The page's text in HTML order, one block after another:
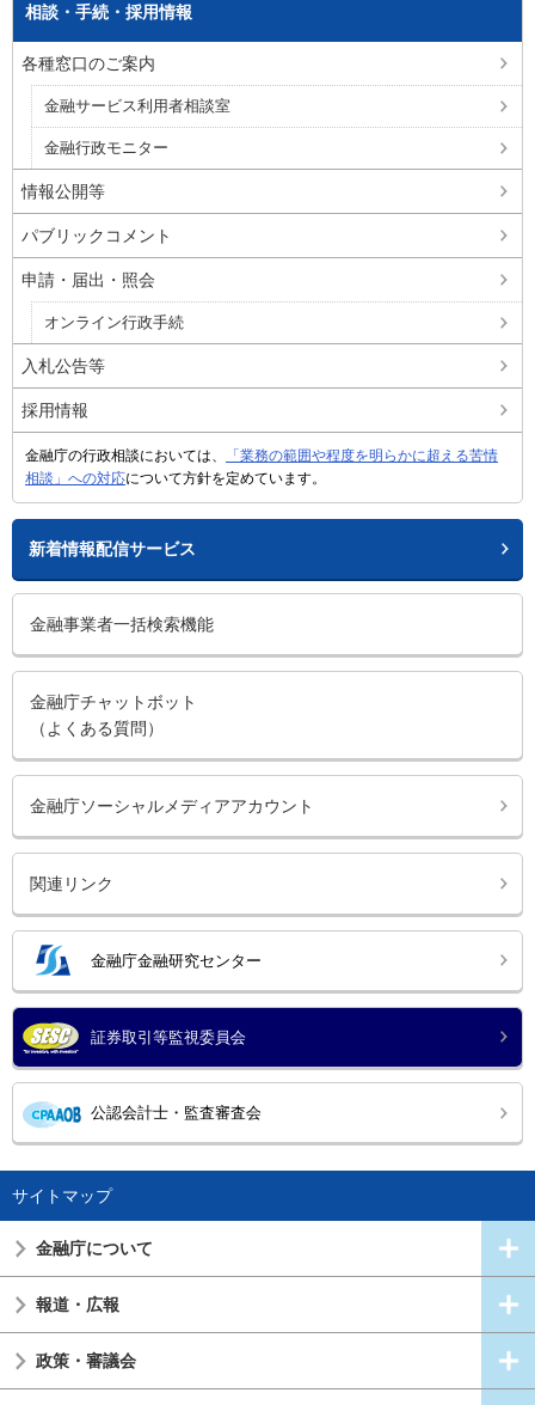
相談・手続・採用情報
各種窓口のご案内
金融サービス利用者相談室
金融行政モニター
情報公開等
パブリックコメント
申請・届出・照会
オンライン行政手続
入札公告等
採用情報
金融庁の行政相談においては、
「業務の範囲や程度を明らかに超える苦情
相談」への対応について方針を定めています。
新着情報配信サービス
金融事業者一括検索機能
金融庁チャットボット
（よくある質問）
金融庁ソーシャルメディアアカウント
関連リンク
金融庁金融研究センター
証券取引等監視委員会
公認会計士・監査審査会
サイトマップ
金融庁について
報道・広報
政策・審議会